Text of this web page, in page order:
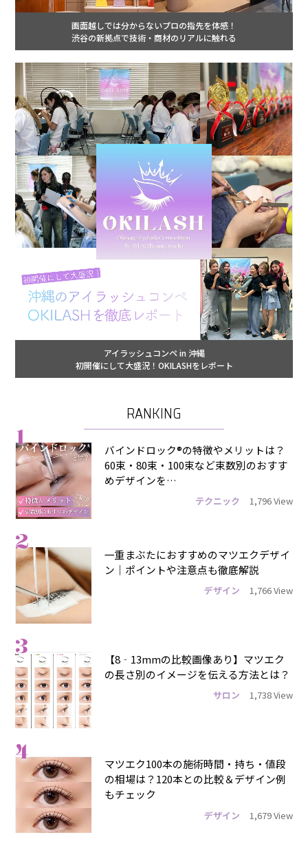
画面越しでは分からないプロの指先を体感！
渋谷の新拠点で技術・商材のリアルに触れる
アイラッシュコンペ in 沖縄
初開催にして大盛況！OKILASHをレポート
RANKING
1
バインドロック®の特徴やメリットは？
60束・80束・100束など束数別のおすす
めデザインを…
テクニック 1,796 View
2
一重まぶたにおすすめのマツエクデザイ
ン｜ポイントや注意点も徹底解説
デザイン 1,766 View
3
【8‐13mmの比較画像あり】マツエク
の長さ別のイメージを伝える方法とは？
サロン 1,738 View
4
マツエク100本の施術時間・持ち・値段
の相場は？120本との比較＆デザイン例
もチェック
デザイン 1,679 View